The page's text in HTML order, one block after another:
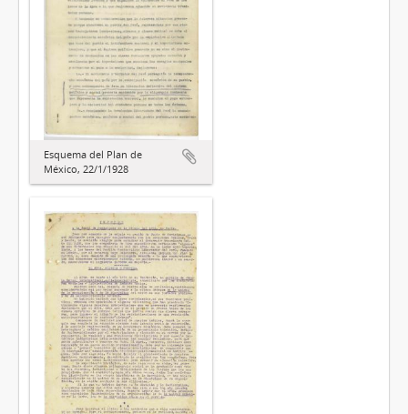
Esquema del Plan de
México, 22/1/1928